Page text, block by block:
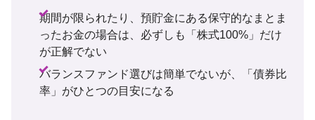
期間が限られたり、預貯金にある保守的なまとま
ったお金の場合は、必ずしも「株式100%」だけ
が正解でない
バランスファンド選びは簡単でないが、「債券比
率」がひとつの目安になる